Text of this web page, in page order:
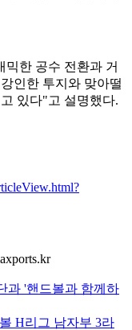
한 공수 전환과 거
인한 투지와 맞아떨
있다"고 설명했다.
과 '핸드볼과 함께하
H리그 남자부 3라